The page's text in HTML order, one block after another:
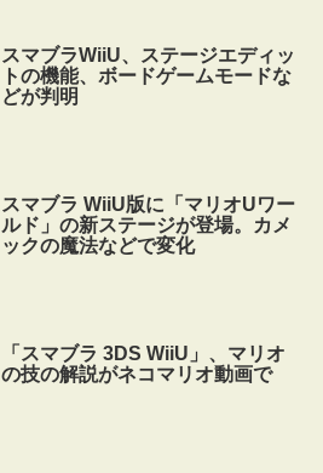
スマブラWiiU、ステージエディッ
トの機能、ボードゲームモードな
どが判明
スマブラ WiiU版に「マリオUワー
ルド」の新ステージが登場。カメ
ックの魔法などで変化
「スマブラ 3DS WiiU」、マリオ
の技の解説がネコマリオ動画で